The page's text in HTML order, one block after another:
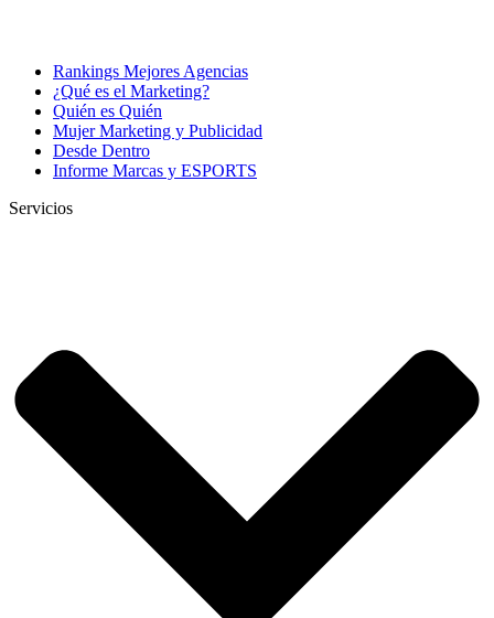
Rankings Mejores Agencias
¿Qué es el Marketing?
Quién es Quién
Mujer Marketing y Publicidad
Desde Dentro
Informe Marcas y ESPORTS
Servicios